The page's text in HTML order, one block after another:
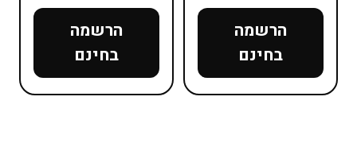
הרשמה
בחינם
הרשמה
בחינם